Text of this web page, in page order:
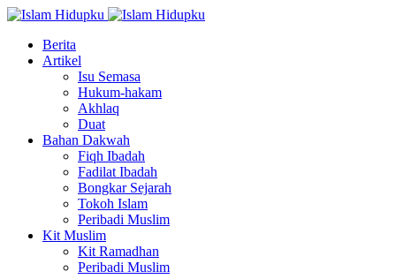
Berita
Artikel
Isu Semasa
Hukum-hakam
Akhlaq
Duat
Bahan Dakwah
Fiqh Ibadah
Fadilat Ibadah
Bongkar Sejarah
Tokoh Islam
Peribadi Muslim
Kit Muslim
Kit Ramadhan
Peribadi Muslim